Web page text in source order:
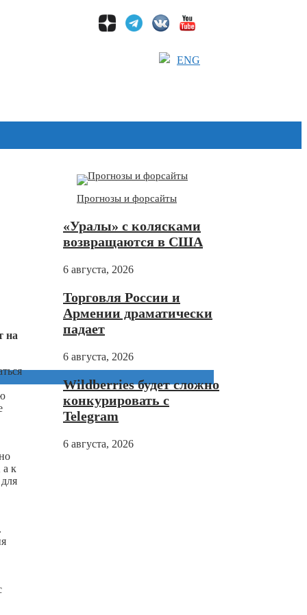
ENG
на
а к
Прогнозы и форсайты
«Уралы» с колясками
возвращаются в США
6 августа, 2026
Торговля России и
Армении драматически
падает
6 августа, 2026
Wildberries будет сложно
конкурировать с
Telegram
6 августа, 2026